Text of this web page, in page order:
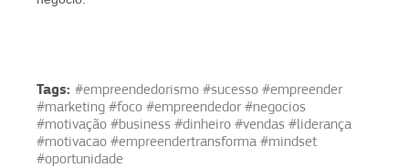
Tags: #empreendedorismo #sucesso #empreender
#marketing #foco #empreendedor #negocios
#motivação #business #dinheiro #vendas #liderança
#motivacao #empreendertransforma #mindset
#oportunidade